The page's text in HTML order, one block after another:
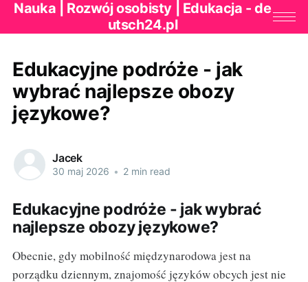
Nauka | Rozwój osobisty | Edukacja - de
utsch24.pl
Edukacyjne podróże - jak
wybrać najlepsze obozy
językowe?
Jacek
30 maj 2026 • 2 min read
Edukacyjne podróże - jak wybrać
najlepsze obozy językowe?
Obecnie, gdy mobilność międzynarodowa jest na
porządku dziennym, znajomość języków obcych jest nie